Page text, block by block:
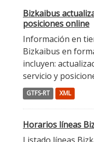
Bizkaibus
posiciones online
Información en
Bizkaibus en
incluyen:
servicio y
GTFS-RT XML
Horarios líneas